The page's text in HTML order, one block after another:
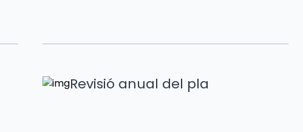
Revisió anual del pla